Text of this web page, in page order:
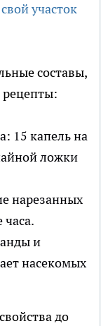
участок
составы,
15 капель на
ложки
нарезанных
и
насекомых
до